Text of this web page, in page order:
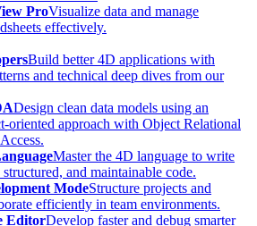
ProVisualize data and manage
effectively.
Build better 4D applications with
and technical deep dives from our
Design clean data models using an
oriented approach with Object Relational
Master the 4D language to write
structured, and maintainable code.
ModeStructure projects and
efficiently in team environments.
EditorDevelop faster and debug smarter